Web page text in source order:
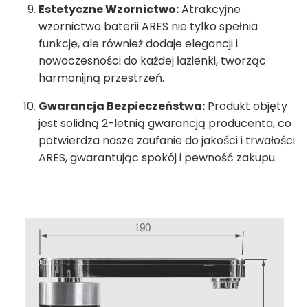
Estetyczne Wzornictwo:Atrakcyjne
wzornictwo baterii ARES nie tylko spełnia
funkcję, ale również dodaje elegancji i
nowoczesności do każdej łazienki, tworząc
harmonijną przestrzeń.
Gwarancja Bezpieczeństwa: Produkt objęty
jest solidną 2-letnią gwarancją producenta, co
potwierdza nasze zaufanie do jakości i trwałości
ARES, gwarantując spokój i pewność zakupu.